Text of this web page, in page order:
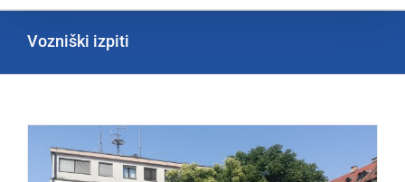
Vozniški izpiti